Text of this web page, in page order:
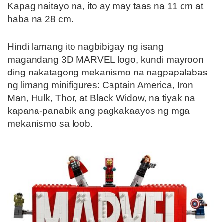
Kapag naitayo na, ito ay may taas na 11 cm at
haba na 28 cm.
Hindi lamang ito nagbibigay ng isang
magandang 3D MARVEL logo, kundi mayroon
ding nakatagong mekanismo na nagpapalabas
ng limang minifigures: Captain America, Iron
Man, Hulk, Thor, at Black Widow, na tiyak na
kapana-panabik ang pagkakaayos ng mga
mekanismo sa loob.